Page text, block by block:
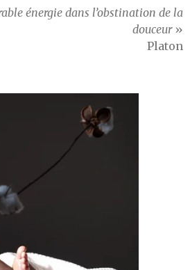
énergie dans l’obstination de la
douceur»
Platon